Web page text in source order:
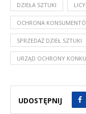
DZIEŁA SZTUKI
OCHRONA
SPRZEDAŻ DZIEŁ SZTUKI
URZĄD OCHRONY
UDOSTĘPNIJ